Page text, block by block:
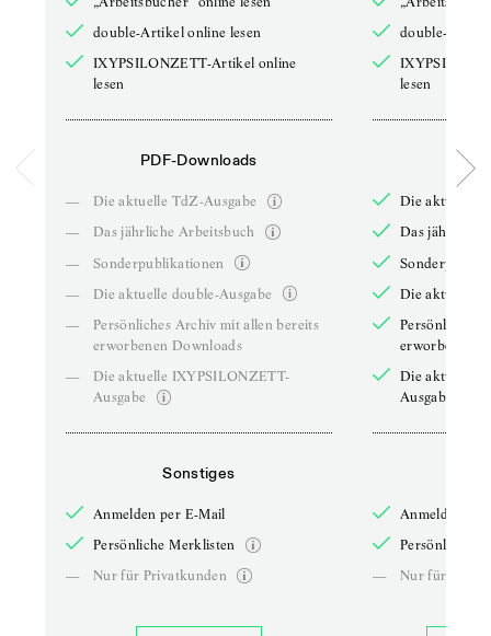
double-Artikel online lesen
IXYPSILONZETT-Artikel online
lesen
PDF-Downloads
—
Die aktuelle TdZ-Ausgabe
—
Das jährliche Arbeitsbuch
—
Sonderpublikationen
—
Die aktuelle double-Ausgabe
—
Persönliches Archiv mit allen bereits
erworbenen Downloads
—
Die aktuelle IXYPSILONZETT-
Ausgabe
Sonstiges
Anmelden per E-Mail
Persönliche Merklisten
—
Nur für Privatkunden
double-
lesen
Die aktuelle
Das jährliche
Die aktuelle
Persönliches
erworbenen
Die aktuelle
Ausgabe
Anmelden
Persönliche
—
Nur für